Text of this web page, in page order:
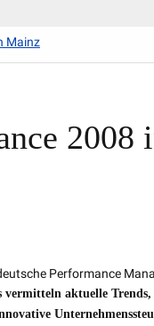
Mainz
2008
Performance
aktuelle